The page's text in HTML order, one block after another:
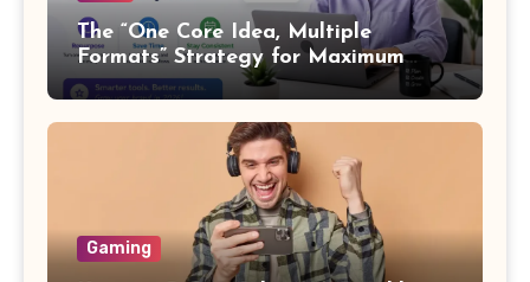
The “One Core Idea, Multiple
Formats” Strategy for Maximum
Content Output
Gaming